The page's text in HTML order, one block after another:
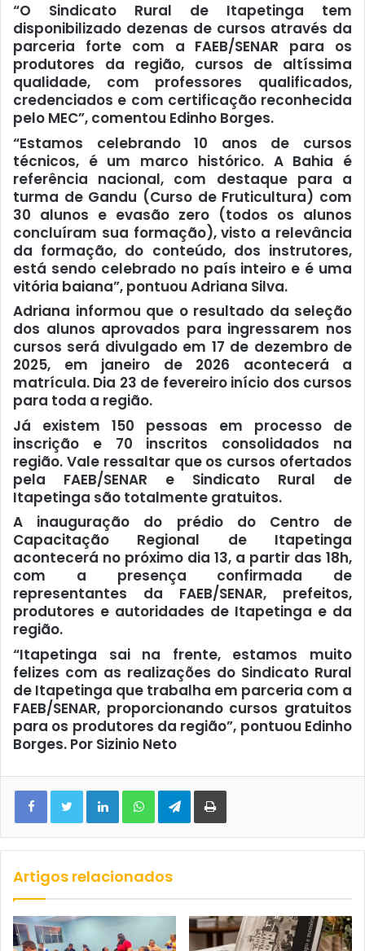
“O Sindicato Rural de Itapetinga tem
disponibilizado dezenas de cursos através da
parceria forte com a FAEB/SENAR para os
produtores da região, cursos de altíssima
qualidade, com professores qualificados,
credenciados e com certificação reconhecida
pelo MEC”, comentou Edinho Borges.
“Estamos celebrando 10 anos de cursos
técnicos, é um marco histórico. A Bahia é
referência nacional, com destaque para a
turma de Gandu (Curso de Fruticultura) com
30 alunos e evasão zero (todos os alunos
concluíram sua formação), visto a relevância
da formação, do conteúdo, dos instrutores,
está sendo celebrado no país inteiro e é uma
vitória baiana”, pontuou Adriana Silva.
Adriana informou que o resultado da seleção
dos alunos aprovados para ingressarem nos
cursos será divulgado em 17 de dezembro de
2025, em janeiro de 2026 acontecerá a
matrícula. Dia 23 de fevereiro início dos cursos
para toda a região.
Já existem 150 pessoas em processo de
inscrição e 70 inscritos consolidados na
região. Vale ressaltar que os cursos ofertados
pela FAEB/SENAR e Sindicato Rural de
Itapetinga são totalmente gratuitos.
A inauguração do prédio do Centro de
Capacitação Regional de Itapetinga
acontecerá no próximo dia 13, a partir das 18h,
com a presença confirmada de
representantes da FAEB/SENAR, prefeitos,
produtores e autoridades de Itapetinga e da
região.
“Itapetinga sai na frente, estamos muito
felizes com as realizações do Sindicato Rural
de Itapetinga que trabalha em parceria com a
FAEB/SENAR, proporcionando cursos gratuitos
para os produtores da região”, pontuou Edinho
Borges. Por Sizinio Neto
FacebookTwitterLinkedinWhatsAppTelegramImprimir
Artigos relacionados